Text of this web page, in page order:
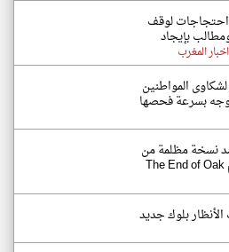
احتجاجات لوقف
بإيجاد
اخبار المغرب
المواطنين
بسرعة فحصها
نسخة مظلمة من
الأم الضاحية في فيلم The End of Oak
بلوك جديد